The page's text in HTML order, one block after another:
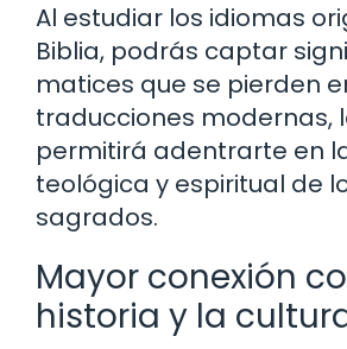
Al estudiar los idiomas
Biblia, podrás captar
matices que se pierden
traducciones modernas,
permitirá adentrarte en
teológica y espiritual de
sagrados.
Mayor conexión
historia y la